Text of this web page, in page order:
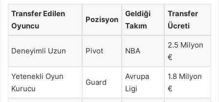
Transfer Edilen
Oyuncu
Pozisyon
Geldiği
Takım
Transfer
Ücreti
Deneyimli Uzun Pivot NBA
2.5 Milyon
€
Yetenekli Oyun
Kurucu
Guard
Avrupa
Ligi
1.8 Milyon
€